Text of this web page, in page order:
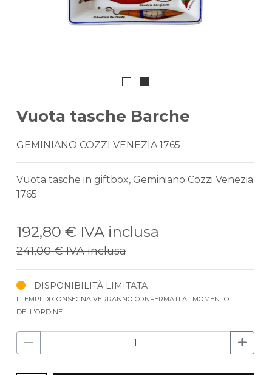
Vuota tasche Barche
GEMINIANO COZZI VENEZIA 1765
Vuota tasche in giftbox, Geminiano Cozzi Venezia
1765
192,80 € IVA inclusa
241,00 €IVA inclusa
DISPONIBILITÀ LIMITATA
I TEMPI DI CONSEGNA VERRANNO CONFERMATI AL MOMENTO
DELL'ORDINE